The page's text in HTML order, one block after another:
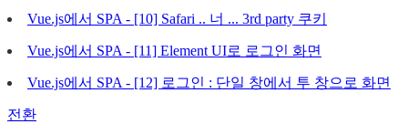
Vue.js에서 SPA - [10] Safari .. 너 ... 3rd party 쿠키
Vue.js에서 SPA - [11] Element UI로 로그인 화면
Vue.js에서 SPA - [12] 로그인 : 단일 창에서 투 창으로 화면
전환